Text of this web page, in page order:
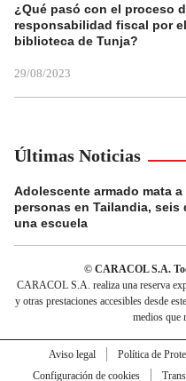
¿Qué pasó con el proceso
responsabilidad fiscal por
biblioteca de Tunja?
29/08/2023
Últimas Noticias
Adolescente armado mata a
personas en Tailandia, seis
una escuela
© CARACOL S.A.
CARACOL S.A. realiza una reserva
y otras prestaciones accesibles desde
medios que
Aviso legal Política de
Configuración de cookies